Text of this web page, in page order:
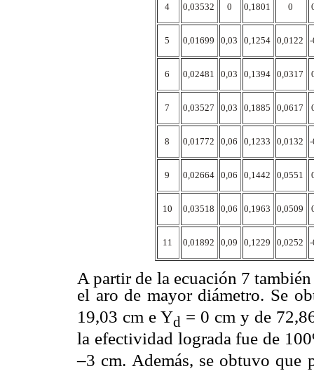
4 0,03532 0 0,1801 0
5 0,01699 0,03 0,1254 0,0122
6 0,02481 0,03 0,1394 0,0317
7 0,03527 0,03 0,1885 0,0617
8 0,01772 0,06 0,1233 0,0132
9 0,02664 0,06 0,1442 0,0551
10 0,03518 0,06 0,1963 0,0509
11 0,01892 0,09 0,1229 0,0252
A partir de la ecuación 7
el aro de mayor diámetro. Se
19,03 cm e Yd = 0 cm y de
la efectividad lograda fue de
–3 cm. Además, se obtuvo que